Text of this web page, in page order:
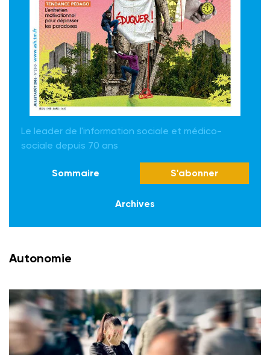
Le leader de l'information sociale et médico-
sociale depuis 70 ans
Sommaire S'abonner
Archives
Autonomie